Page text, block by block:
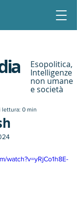
Esopolitica,
Intelligenze
non umane
e società
lettura: 0 min
watch?v=yRjCo1h8E-